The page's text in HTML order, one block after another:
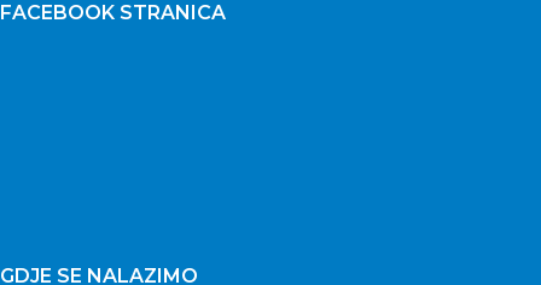
FACEBOOK STRANICA
GDJE SE NALAZIMO